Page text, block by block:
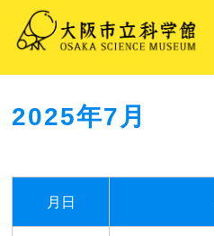
2025年7月
月日